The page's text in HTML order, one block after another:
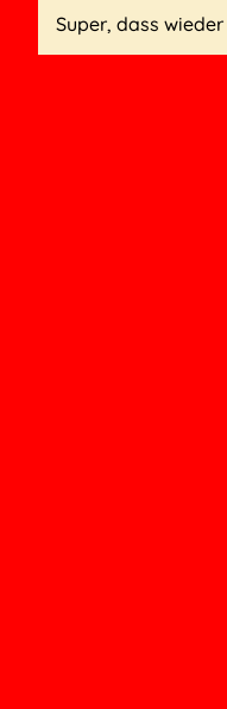
Super, dass